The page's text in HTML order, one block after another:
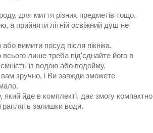
для миття різних предметів тощо.
а прийняти літній освіжний душ не
вимити посуд після пікніка.
лише треба під'єднайте його в
із водою або водойму.
зручно, і Ви завжди зможете
який йде в комплекті, дає змогу компактно
залишки води.